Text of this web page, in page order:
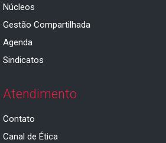
Núcleos
Gestão Compartilhada
Agenda
Sindicatos
Atendimento
Contato
Canal de Ética